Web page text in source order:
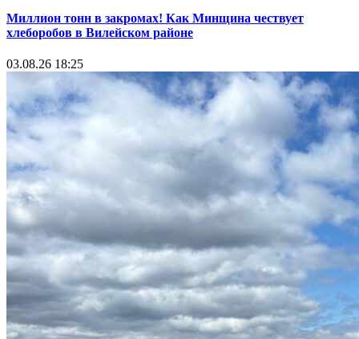
Миллион тонн в закромах! Как Минщина чествует
хлеборобов в Вилейском районе
03.08.26 18:25